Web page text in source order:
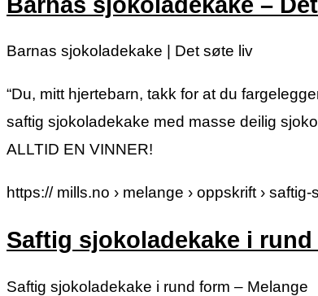
Barnas sjokoladekake | Det søte liv
“Du, mitt hjertebarn, takk for at du
saftig sjokoladekake med masse deilig
ALLTID EN VINNER!
https:// mills.no › melange › oppskrift ›
Saftig sjokoladekake i
Saftig sjokoladekake i rund form – Melange